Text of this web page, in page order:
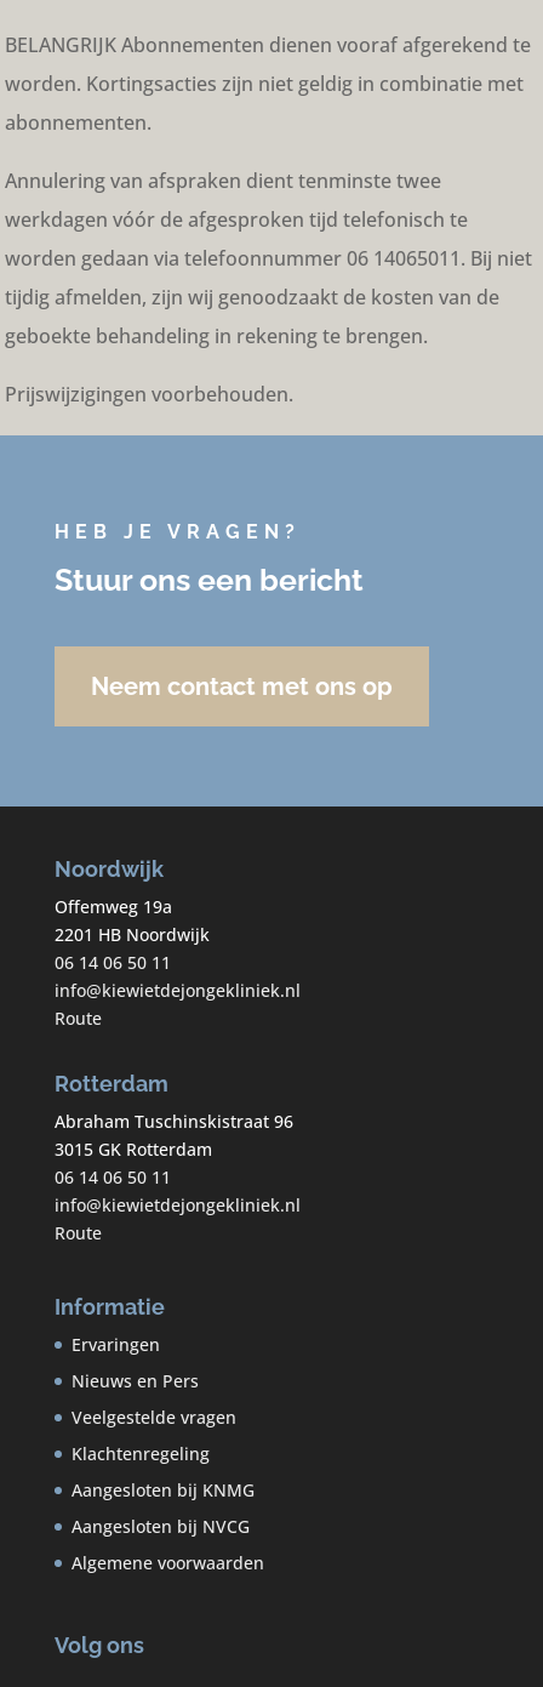
BELANGRIJK Abonnementen dienen vooraf afgerekend te
worden. Kortingsacties zijn niet geldig in combinatie met
abonnementen.
Annulering van afspraken dient tenminste twee
werkdagen vóór de afgesproken tijd telefonisch te
worden gedaan via telefoonnummer 06 14065011. Bij niet
tijdig afmelden, zijn wij genoodzaakt de kosten van de
geboekte behandeling in rekening te brengen.
Prijswijzigingen voorbehouden.
HEB JE VRAGEN?
Stuur ons een bericht
Neem contact met ons op
Noordwijk
Offemweg 19a
2201 HB Noordwijk
06 14 06 50 11
info@kiewietdejongekliniek.nl
Route
Rotterdam
Abraham Tuschinskistraat 96
3015 GK Rotterdam
06 14 06 50 11
info@kiewietdejongekliniek.nl
Route
Informatie
Ervaringen
Nieuws en Pers
Veelgestelde vragen
Klachtenregeling
Aangesloten bij KNMG
Aangesloten bij NVCG
Algemene voorwaarden
Volg ons